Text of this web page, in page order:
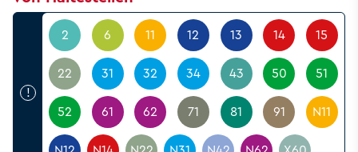
!
2 6 11 12 13 14 15
22 31 32 34 43 50 51
52 61 62 71 81 91 N11